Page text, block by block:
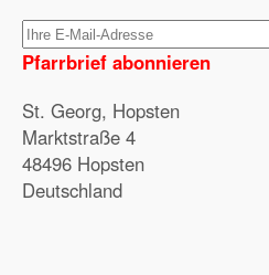
Pfarrbrief abonnieren
St. Georg, Hopsten
Marktstraße 4
48496 Hopsten
Deutschland